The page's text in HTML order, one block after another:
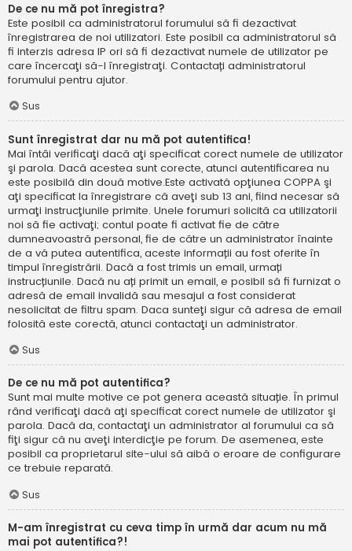
De ce nu mă pot înregistra?
Este posibil ca administratorul forumului să fi dezactivat
înregistrarea de noi utilizatori. Este posibil ca administratorul să
fi interzis adresa IP ori să fi dezactivat numele de utilizator pe
care încercaţi să-l înregistraţi. Contactați administratorul
forumului pentru ajutor.
Sus
Sunt înregistrat dar nu mă pot autentifica!
Mai întâi verificaţi dacă aţi specificat corect numele de utilizator
şi parola. Dacă acestea sunt corecte, atunci autentificarea nu
este posibilă din două motive.Este activată opţiunea COPPA şi
aţi specificat la înregistrare că aveţi sub 13 ani, fiind necesar să
urmaţi instrucţiunile primite. Unele forumuri solicită ca utilizatorii
noi să fie activaţi; contul poate fi activat fie de către
dumneavoastră personal, fie de către un administrator înainte
de a vă putea autentifica, aceste informații au fost oferite în
timpul înregistrării. Dacă a fost trimis un email, urmați
instrucțiunile. Dacă nu ați primit un email, e posibil să fi furnizat o
adresă de email invalidă sau mesajul a fost considerat
nesolicitat de filtru spam. Daca sunteţi sigur că adresa de email
folosită este corectă, atunci contactaţi un administrator.
Sus
De ce nu mă pot autentifica?
Sunt mai multe motive ce pot genera această situație. În primul
rând verificaţi dacă aţi specificat corect numele de utilizator şi
parola. Dacă da, contactaţi un administrator al forumului ca să
fiţi sigur că nu aveţi interdicţie pe forum. De asemenea, este
posibil ca proprietarul site-ului să aibă o eroare de configurare
ce trebuie reparată.
Sus
M-am înregistrat cu ceva timp în urmă dar acum nu mă
mai pot autentifica?!